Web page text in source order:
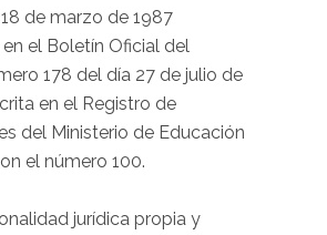
de marzo de 1987
el Boletín Oficial del
178 del día 27 de julio de
en el Registro de
del Ministerio de Educación
el número 100.
jurídica propia y